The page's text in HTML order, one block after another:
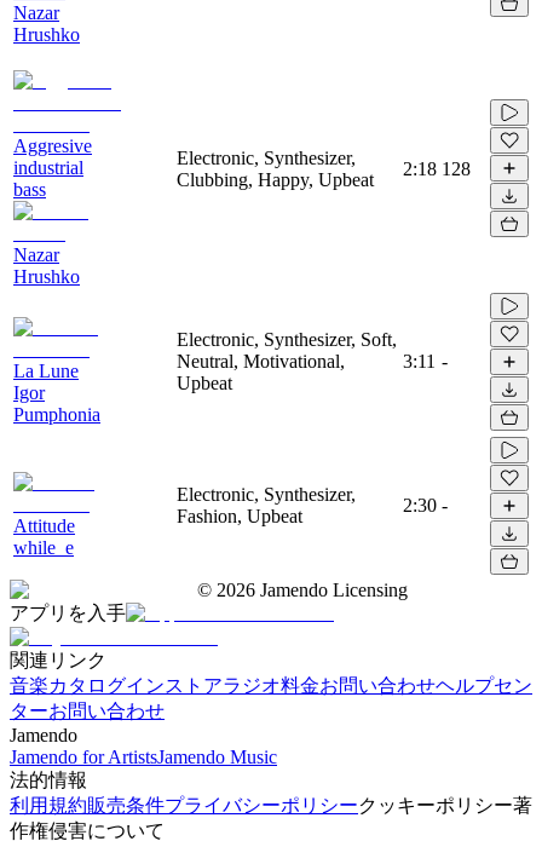
Nazar
Hrushko
Aggresive
industrial
bass
Nazar
Hrushko
Electronic, Synthesizer,
Clubbing, Happy, Upbeat
2:18 128
La Lune
Igor
Pumphonia
Electronic, Synthesizer, Soft,
Neutral, Motivational,
Upbeat
3:11 -
Attitude
while_e
Electronic, Synthesizer,
Fashion, Upbeat
2:30 -
© 2026 Jamendo Licensing
アプリを入手
関連リンク
音楽カタログインストアラジオ料金お問い合わせヘルプセン
ターお問い合わせ
Jamendo
Jamendo for ArtistsJamendo Music
法的情報
利用規約販売条件プライバシーポリシークッキーポリシー著
作権侵害について